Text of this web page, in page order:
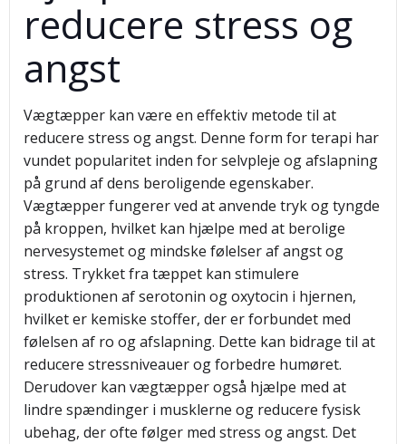
reducere stress og
angst
Vægtæpper kan være en effektiv metode til at
reducere stress og angst. Denne form for terapi har
vundet popularitet inden for selvpleje og afslapning
på grund af dens beroligende egenskaber.
Vægtæpper fungerer ved at anvende tryk og tyngde
på kroppen, hvilket kan hjælpe med at berolige
nervesystemet og mindske følelser af angst og
stress. Trykket fra tæppet kan stimulere
produktionen af serotonin og oxytocin i hjernen,
hvilket er kemiske stoffer, der er forbundet med
følelsen af ro og afslapning. Dette kan bidrage til at
reducere stressniveauer og forbedre humøret.
Derudover kan vægtæpper også hjælpe med at
lindre spændinger i musklerne og reducere fysisk
ubehag, der ofte følger med stress og angst. Det